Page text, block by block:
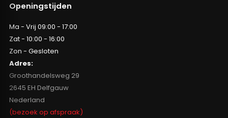
Openingstijden
Ma - Vrij 09:00 - 17:00
Zat - 10:00 - 16:00
Zon - Gesloten
Adres:
Groothandelsweg 29
2645 EH Delfgauw
Nederland
(bezoek op afspraak)